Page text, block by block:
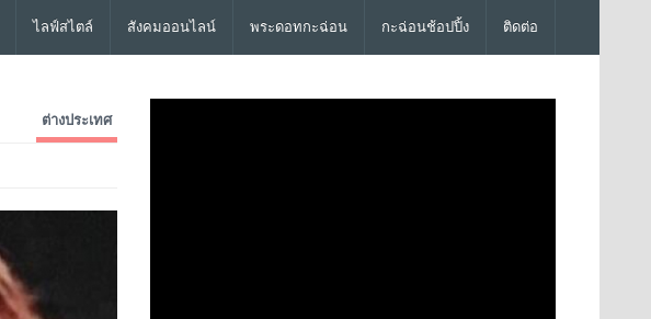
ไลฟ์สไตล์ สังคมออนไลน์ พระดอทกะฉ่อน กะฉ่อนช้อปปิ้ง ติดต่อ
ต่างประเทศ